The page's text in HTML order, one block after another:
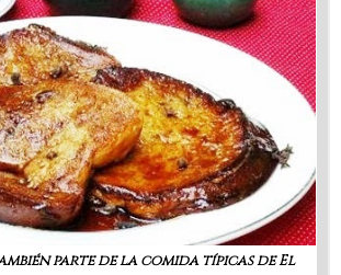
parte de la comida típicas de El